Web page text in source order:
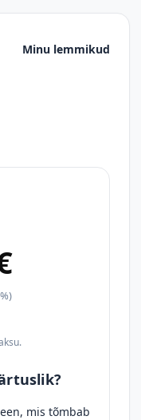
Minu lemmikud
mis tõmbab